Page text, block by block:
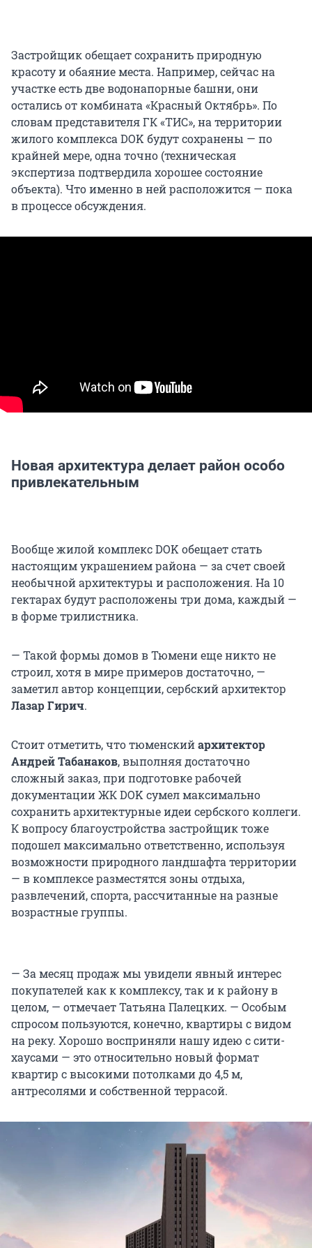
Застройщик обещает сохранить природную
красоту и обаяние места. Например, сейчас на
участке есть две водонапорные башни, они
остались от комбината «Красный Октябрь». По
словам представителя ГК «ТИС», на территории
жилого комплекса DOK будут сохранены — по
крайней мере, одна точно (техническая
экспертиза подтвердила хорошее состояние
объекта). Что именно в ней расположится — пока
в процессе обсуждения.
Новая архитектура делает район особо
привлекательным
Вообще жилой комплекс DOK обещает стать
настоящим украшением района — за счет своей
необычной архитектуры и расположения. На 10
гектарах будут расположены три дома, каждый —
в форме трилистника.
— Такой формы домов в Тюмени еще никто не
строил, хотя в мире примеров достаточно, —
заметил автор концепции, сербский архитектор
Лазар Гирич.
Стоит отметить, что тюменскийархитектор
Андрей Табанаков, выполняя достаточно
сложный заказ, при подготовке рабочей
документации ЖК DOK сумел максимально
сохранить архитектурные идеи сербского коллеги.
К вопросу благоустройства застройщик тоже
подошел максимально ответственно, используя
возможности природного ландшафта территории
— в комплексе разместятся зоны отдыха,
развлечений, спорта, рассчитанные на разные
возрастные группы.
— За месяц продаж мы увидели явный интерес
покупателей как к комплексу, так и к району в
целом, — отмечает Татьяна Палецких. — Особым
спросом пользуются, конечно, квартиры с видом
на реку. Хорошо восприняли нашу идею с сити-
хаусами — это относительно новый формат
квартир с высокими потолками до 4,5 м,
антресолями и собственной террасой.